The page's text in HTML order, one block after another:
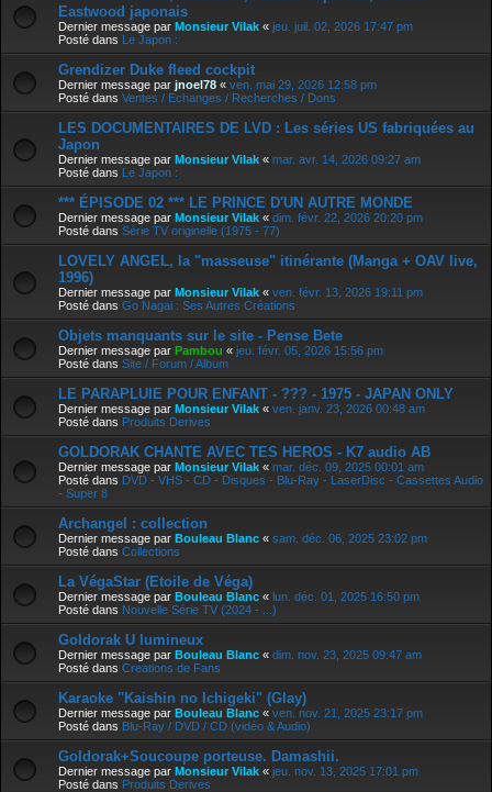
Eastwood japonais
Dernier message par Monsieur Vilak « jeu. juil. 02, 2026 17:47 pm
Posté dans Le Japon :
Grendizer Duke fleed cockpit
Dernier message par jnoel78 « ven. mai 29, 2026 12:58 pm
Posté dans Ventes / Echanges / Recherches / Dons
LES DOCUMENTAIRES DE LVD : Les séries US fabriquées au
Japon
Dernier message par Monsieur Vilak « mar. avr. 14, 2026 09:27 am
Posté dans Le Japon :
*** ÉPISODE 02 *** LE PRINCE D'UN AUTRE MONDE
Dernier message par Monsieur Vilak « dim. févr. 22, 2026 20:20 pm
Posté dans Série TV originelle (1975 - 77)
LOVELY ANGEL, la "masseuse" itinérante (Manga + OAV live,
1996)
Dernier message par Monsieur Vilak « ven. févr. 13, 2026 19:11 pm
Posté dans Go Nagai : Ses Autres Créations
Objets manquants sur le site - Pense Bete
Dernier message par Pambou « jeu. févr. 05, 2026 15:56 pm
Posté dans Site / Forum / Album
LE PARAPLUIE POUR ENFANT - ??? - 1975 - JAPAN ONLY
Dernier message par Monsieur Vilak « ven. janv. 23, 2026 00:48 am
Posté dans Produits Derives
GOLDORAK CHANTE AVEC TES HEROS - K7 audio AB
Dernier message par Monsieur Vilak « mar. déc. 09, 2025 00:01 am
Posté dans DVD - VHS - CD - Disques - Blu-Ray - LaserDisc - Cassettes Audio
- Super 8
Archangel : collection
Dernier message par Bouleau Blanc « sam. déc. 06, 2025 23:02 pm
Posté dans Collections
La VégaStar (Etoile de Véga)
Dernier message par Bouleau Blanc « lun. déc. 01, 2025 16:50 pm
Posté dans Nouvelle Série TV (2024 - ...)
Goldorak U lumineux
Dernier message par Bouleau Blanc « dim. nov. 23, 2025 09:47 am
Posté dans Creations de Fans
Karaoke "Kaishin no Ichigeki" (Glay)
Dernier message par Bouleau Blanc « ven. nov. 21, 2025 23:17 pm
Posté dans Blu-Ray / DVD / CD (vidéo & Audio)
Goldorak+Soucoupe porteuse. Damashii.
Dernier message par Monsieur Vilak « jeu. nov. 13, 2025 17:01 pm
Posté dans Produits Derives